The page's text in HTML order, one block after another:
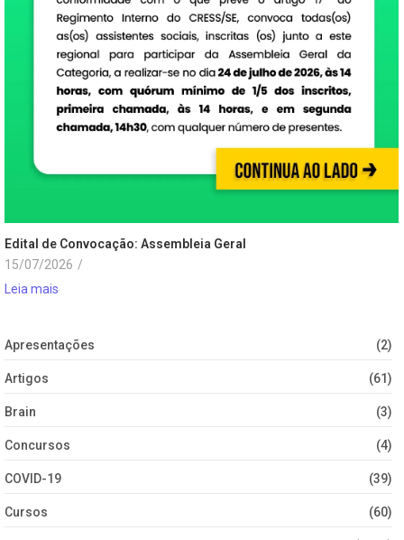
Edital de Convocação: Assembleia Geral
15/07/2026 /
Leia mais
Apresentações (2)
Artigos (61)
Brain (3)
Concursos (4)
COVID-19 (39)
Cursos (60)